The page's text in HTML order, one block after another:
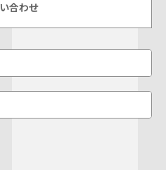
合わせ